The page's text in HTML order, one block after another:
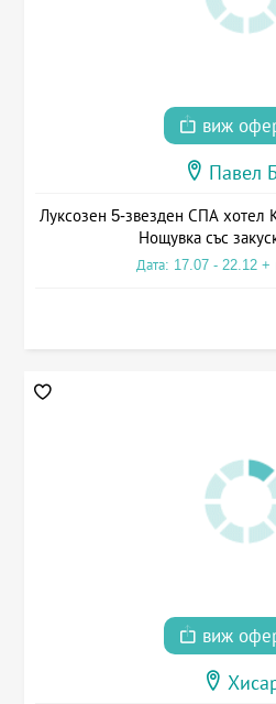
виж
Павел
Луксозен 5-звезден СПА хотел
Нощувка със
Дата: 17.07 - 22.12 +
виж